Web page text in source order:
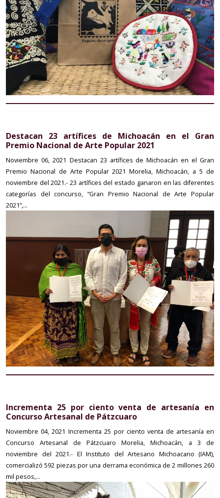
Destacan 23 artífices de Michoacán en el Gran
Premio Nacional de Arte Popular 2021
Noviembre 06, 2021 Destacan 23 artífices de Michoacán en el Gran
Premio Nacional de Arte Popular 2021 Morelia, Michoacán, a 5 de
noviembre del 2021.- 23 artífices del estado ganaron en las diferentes
categorías del concurso, “Gran Premio Nacional de Arte Popular
2021”,...
Incrementa 25 por ciento venta de artesanía en
Concurso Artesanal de Pátzcuaro
Noviembre 04, 2021 Incrementa 25 por ciento venta de artesanía en
Concurso Artesanal de Pátzcuaro Morelia, Michoacán, a 3 de
noviembre del 2021.- El Instituto del Artesano Michoacano (IAM),
comercializó 592 piezas por una derrama económica de 2 millones 260
mil pesos,...